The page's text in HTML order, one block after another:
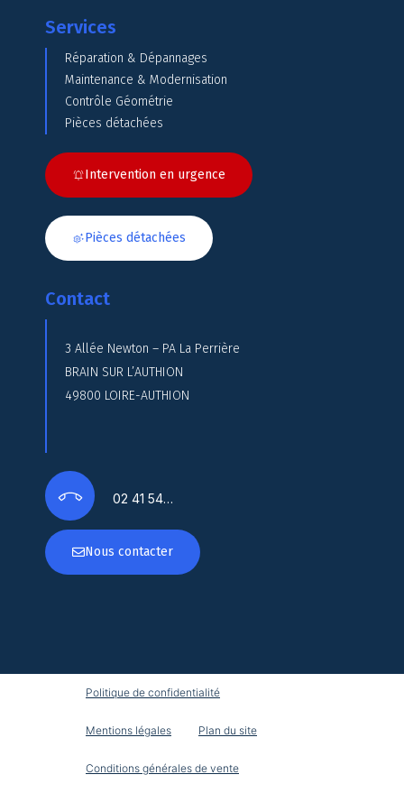
Services
Réparation & Dépannages
Maintenance & Modernisation
Contrôle Géométrie
Pièces détachées
Intervention en urgence
Pièces détachées
Contact
3 Allée Newton – PA La Perrière
BRAIN SUR L’AUTHION
49800 LOIRE-AUTHION
02 41 54…
Nous contacter
Politique de confidentialité
Mentions légales Plan du site
Conditions générales de vente